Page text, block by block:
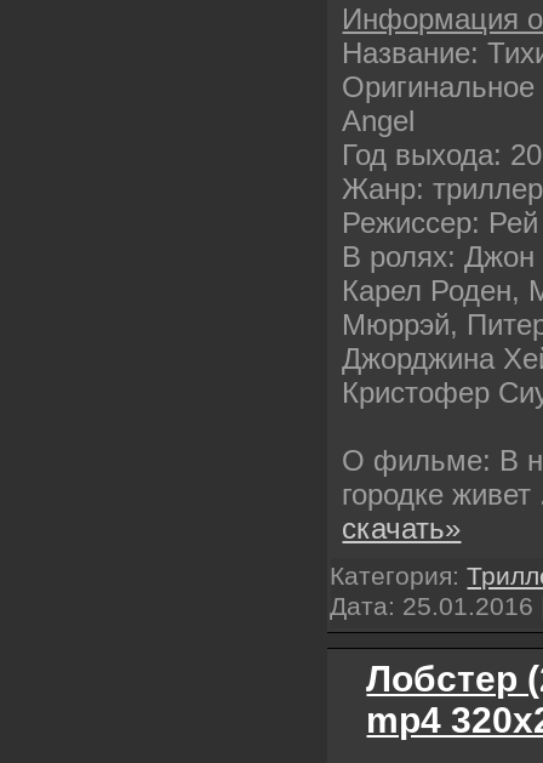
Информация
Название:
Angel
Год выхода:
Жанр: триллер
Режиссер:
В ролях:
Карел Роден,
Мюррэй,
Джорджина
Кристофер
О фильме: В
городке живет
скачать»
Категория:
Дата: 25.01.2016
Лобстер
mp4